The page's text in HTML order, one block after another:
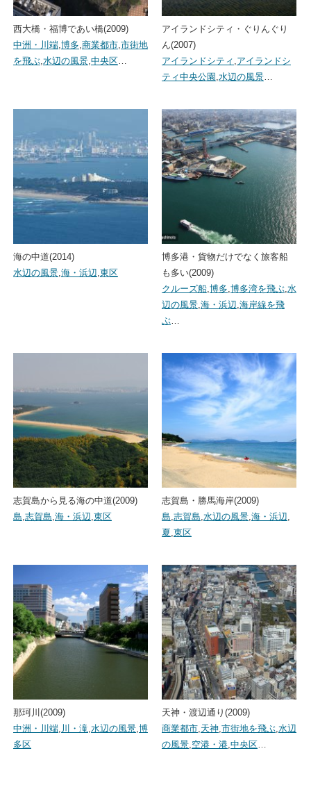
西大橋・福博であい橋(2009)
中洲・川端,博多,商業都市,市街地
を飛ぶ,水辺の風景,中央区…
アイランドシティ・ぐりんぐり
ん(2007)
アイランドシティ ,アイランドシ
ティ中央公園 ,水辺の風景…
海の中道(2014)
水辺の風景,海・浜辺,東区
博多港・貨物だけでなく旅客船
も多い(2009)
クルーズ船,博多,博多湾を飛ぶ,水
辺の風景,海・浜辺,海岸線を飛
ぶ…
志賀島から見る海の中道(2009)
島,志賀島,海・浜辺,東区
志賀島・勝馬海岸(2009)
島,志賀島,水辺の風景,海・浜辺,
夏,東区
那珂川(2009)
中洲・川端, 川・滝,水辺の風景,博
多区
天神・渡辺通り(2009)
商業都市,天神,市街地を飛ぶ,水辺
の風景,空港・港,中央区…